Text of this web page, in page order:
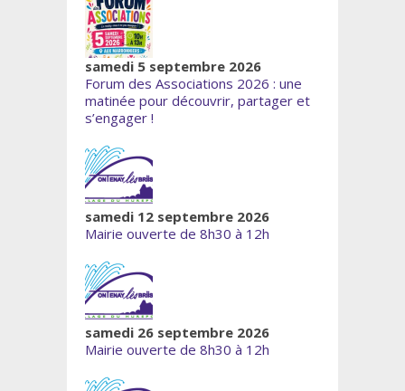
samedi 5 septembre 2026
Forum des Associations 2026 : une
matinée pour découvrir, partager et
s’engager !
samedi 12 septembre 2026
Mairie ouverte de 8h30 à 12h
samedi 26 septembre 2026
Mairie ouverte de 8h30 à 12h